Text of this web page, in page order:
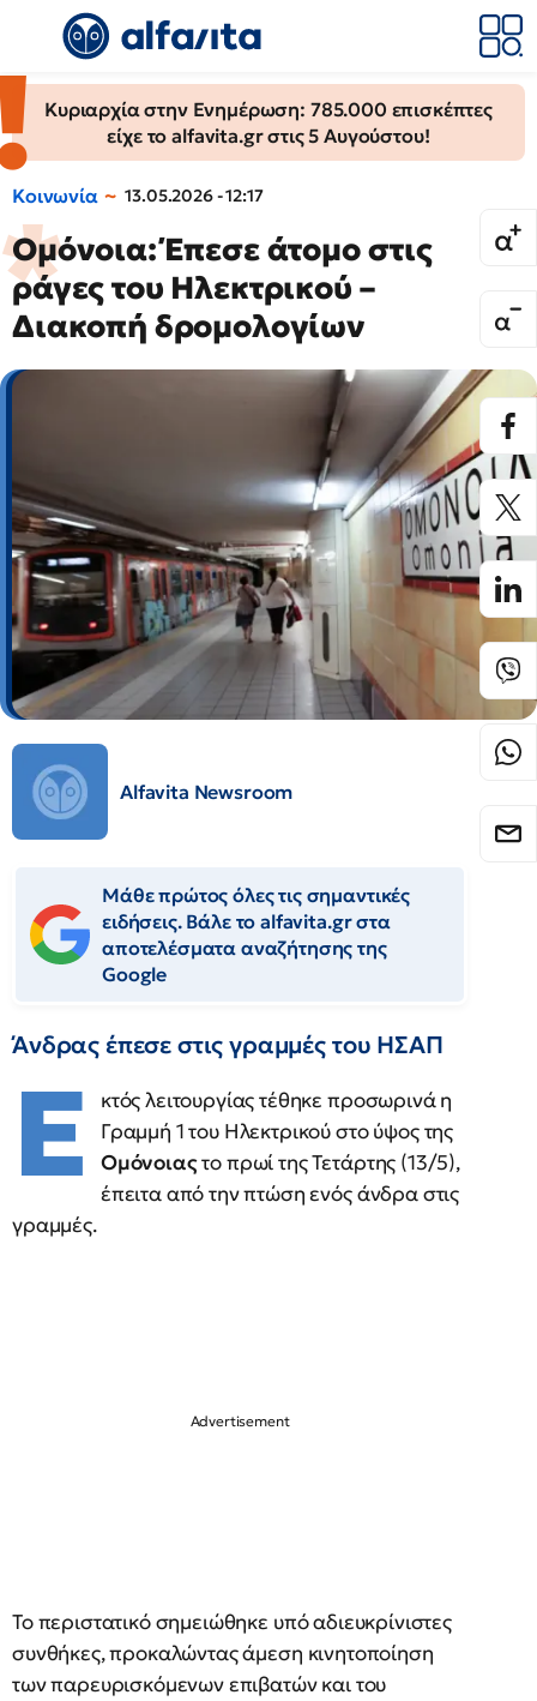
Κυριαρχία στην Ενημέρωση: 785.000 επισκέπτες
είχε το alfavita.gr στις 5 Αυγούστου!
Κοινωνία 13.05.2026 - 12:17
Ομόνοια: Έπεσε άτομο στις
ράγες του Ηλεκτρικού –
Διακοπή δρομολογίων
Alfavita Newsroom
Μάθε πρώτος όλες τις σημαντικές
ειδήσεις. Βάλε το alfavita.gr στα
αποτελέσματα αναζήτησης της
Google
Άνδρας έπεσε στις γραμμές του ΗΣΑΠ
Ε
κτός λειτουργίας τέθηκε προσωρινά η
Γραμμή 1 του Ηλεκτρικού στο ύψος της
Ομόνοιαςτο πρωί της Τετάρτης (13/5),
έπειτα από την πτώση ενός άνδρα στις
γραμμές.
Το περιστατικό σημειώθηκε υπό αδιευκρίνιστες
συνθήκες, προκαλώντας άμεση κινητοποίηση
των παρευρισκόμενων επιβατών και του